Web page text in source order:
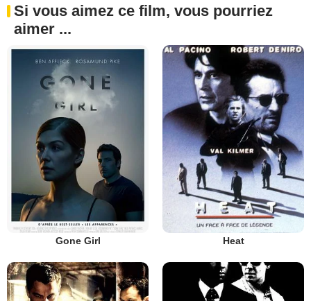
Si vous aimez ce film, vous pourriez
aimer ...
Gone Girl Heat